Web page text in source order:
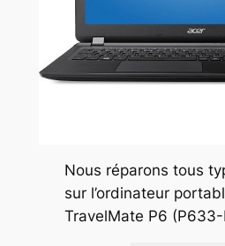
Nous réparons tous
sur l’ordinateur
TravelMate P6